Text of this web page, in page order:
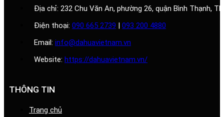
Địa chỉ: 232 Chu Văn An, phường 26, quận Bình Thạnh,
Điện thoại: 090 665 2739 | 093 200 4880
Email: info@dahuavietnam.vn
Website: https://dahuavietnam.vn/
THÔNG TIN
Trang chủ